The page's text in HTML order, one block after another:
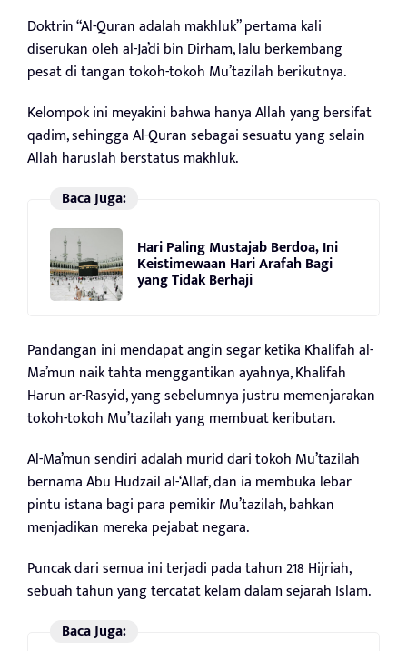
Doktrin “Al-Quran adalah makhluk” pertama kali
diserukan oleh al-Ja’di bin Dirham, lalu berkembang
pesat di tangan tokoh-tokoh Mu’tazilah berikutnya.
Kelompok ini meyakini bahwa hanya Allah yang bersifat
qadim, sehingga Al-Quran sebagai sesuatu yang selain
Allah haruslah berstatus makhluk.
Baca Juga:
Hari Paling Mustajab Berdoa, Ini
Keistimewaan Hari Arafah Bagi
yang Tidak Berhaji
Pandangan ini mendapat angin segar ketika Khalifah al-
Ma’mun naik tahta menggantikan ayahnya, Khalifah
Harun ar-Rasyid, yang sebelumnya justru memenjarakan
tokoh-tokoh Mu’tazilah yang membuat keributan.
Al-Ma’mun sendiri adalah murid dari tokoh Mu’tazilah
bernama Abu Hudzail al-‘Allaf, dan ia membuka lebar
pintu istana bagi para pemikir Mu’tazilah, bahkan
menjadikan mereka pejabat negara.
Puncak dari semua ini terjadi pada tahun 218 Hijriah,
sebuah tahun yang tercatat kelam dalam sejarah Islam.
Baca Juga: